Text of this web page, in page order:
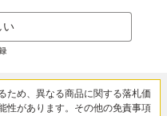
い
ため、異なる商品に関する落札価
性があります。その他の免責事項